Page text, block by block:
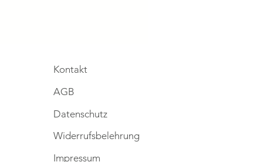
Kontakt
AGB
Datenschutz
Widerrufsbelehrung
Impressum